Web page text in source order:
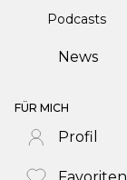
Podcasts
News
FÜR MICH
Profil